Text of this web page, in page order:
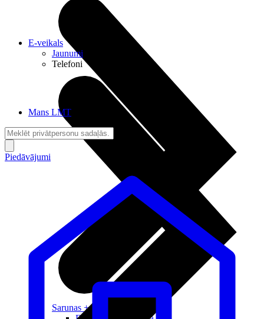
Sarunas + Internets
E-veikals
Jaunumi
Telefoni
Mans LMT
Piedāvājumi